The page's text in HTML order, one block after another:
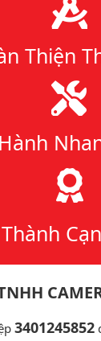
Thiện
3401245852